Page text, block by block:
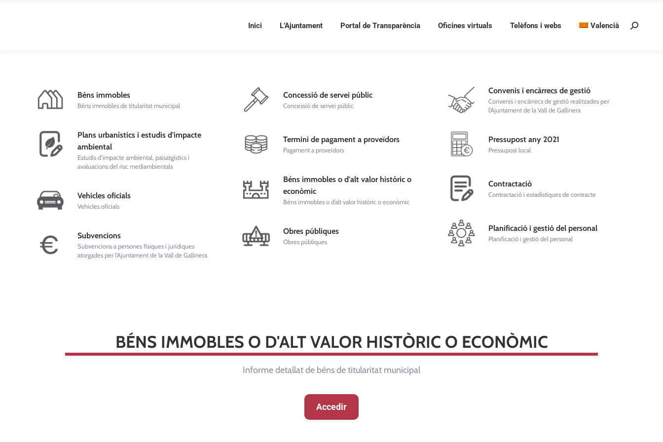
Inici L’Ajuntament Portal de Transparència Oficines virtuals Telèfons i webs Valencià Search:
Béns immobles
Béns immobles de titularitat municipal
Plans urbanístics i estudis d'impacte
ambiental
Estudis d’impacte ambiental, paisatgístics i
avaluacions del risc mediambientals
Vehicles oficials
Vehicles oficials
Subvencions
Subvencions a persones físiques i jurídiques
atorgades per l’Ajuntament de la Vall de Gallinera
Concessió de servei públic
Concessió de servei públic
Termini de pagament a proveïdors
Pagament a proveïdors
Béns immobles o d'alt valor històric o
econòmic
Béns immobles o d’alt valor històric o econòmic
Obres públiques
Obres públiques
Convenis i encàrrecs de gestió
Convenis i encàrrecs de gestió realitzades per
l’Ajuntament de la Vall de Gallinera
Pressupost any 2021
Pressupost local
Contractació
Contractació i estadístiques de contracte
Planificació i gestió del personal
Planificació i gestió del personal
BÉNS IMMOBLES O D'ALT VALOR HISTÒRIC O ECONÒMIC
Informe detallat de béns de titularitat municipal
Accedir